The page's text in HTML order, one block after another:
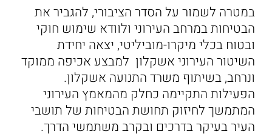
במטרה לשמור על הסדר הציבורי, להגביר את
הבטיחות במרחב העירוני ולוודא שימוש חוקי
ובטוח בכלי מיקרו-מוביליטי, יצאה יחידת
השיטור העירוני אשקלון למבצע אכיפה ממוקד
ונרחב, בשיתוף משרד התנועה אשקלון.
הפעילות התקיימה כחלק מהמאמץ העירוני
המתמשך לחיזוק תחושת הבטיחות של תושבי
העיר בעיקר בדרכים ובקרב משתמשי הדרך.